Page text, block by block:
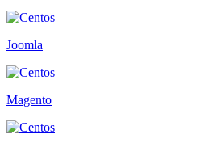
Joomla
Magento